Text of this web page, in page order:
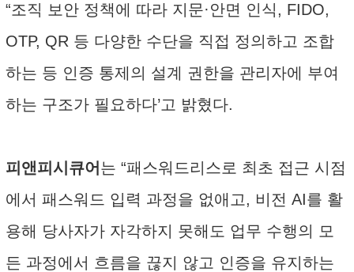
“조직 보안 정책에 따라 지문·안면 인식, FIDO,
OTP, QR 등 다양한 수단을 직접 정의하고 조합
하는 등 인증 통제의 설계 권한을 관리자에 부여
하는 구조가 필요하다’고 밝혔다.
피앤피시큐어 는 “패스워드리스로 최초 접근 시점
에서 패스워드 입력 과정을 없애고, 비전 AI를 활
용해 당사자가 자각하지 못해도 업무 수행의 모
든 과정에서 흐름을 끊지 않고 인증을 유지하는